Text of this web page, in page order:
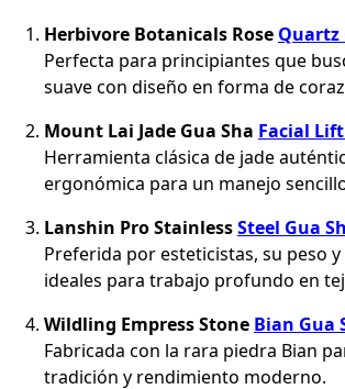
Herbivore Botanicals Rose Quartz
Perfecta para principiantes que
suave con diseño en forma de
Mount Lai Jade Gua Sha Facial
Herramienta clásica de jade
ergonómica para un manejo
Lanshin Pro StainlessSteel Gua
Preferida por esteticistas, su peso
ideales para trabajo profundo en
Wildling Empress Stone Bian Gua
Fabricada con la rara piedra Bian
tradición y rendimiento moderno.